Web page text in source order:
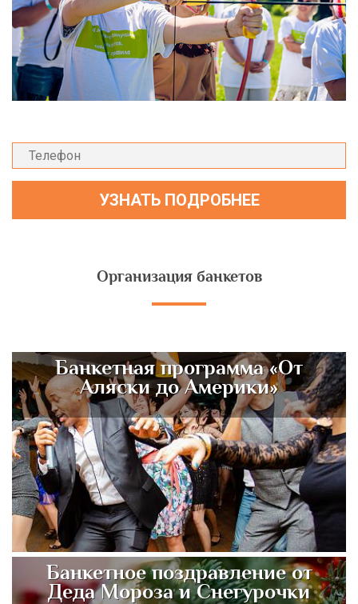
Организация банкетов
Банкетная программа «От
Аляски до Америки»
Банкетное поздравление от
Деда Мороза и Снегурочки